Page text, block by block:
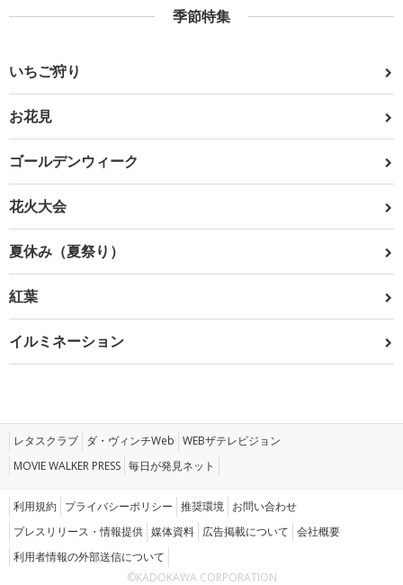
季節特集
いちご狩り
お花見
ゴールデンウィーク
花火大会
夏休み（夏祭り）
紅葉
イルミネーション
レタスクラブ ダ・ヴィンチWeb WEBザテレビジョン
MOVIE WALKER PRESS 毎日が発見ネット
利用規約 プライバシーポリシー 推奨環境 お問い合わせ
プレスリリース・情報提供 媒体資料 広告掲載について 会社概要
利用者情報の外部送信について
©KADOKAWA CORPORATION